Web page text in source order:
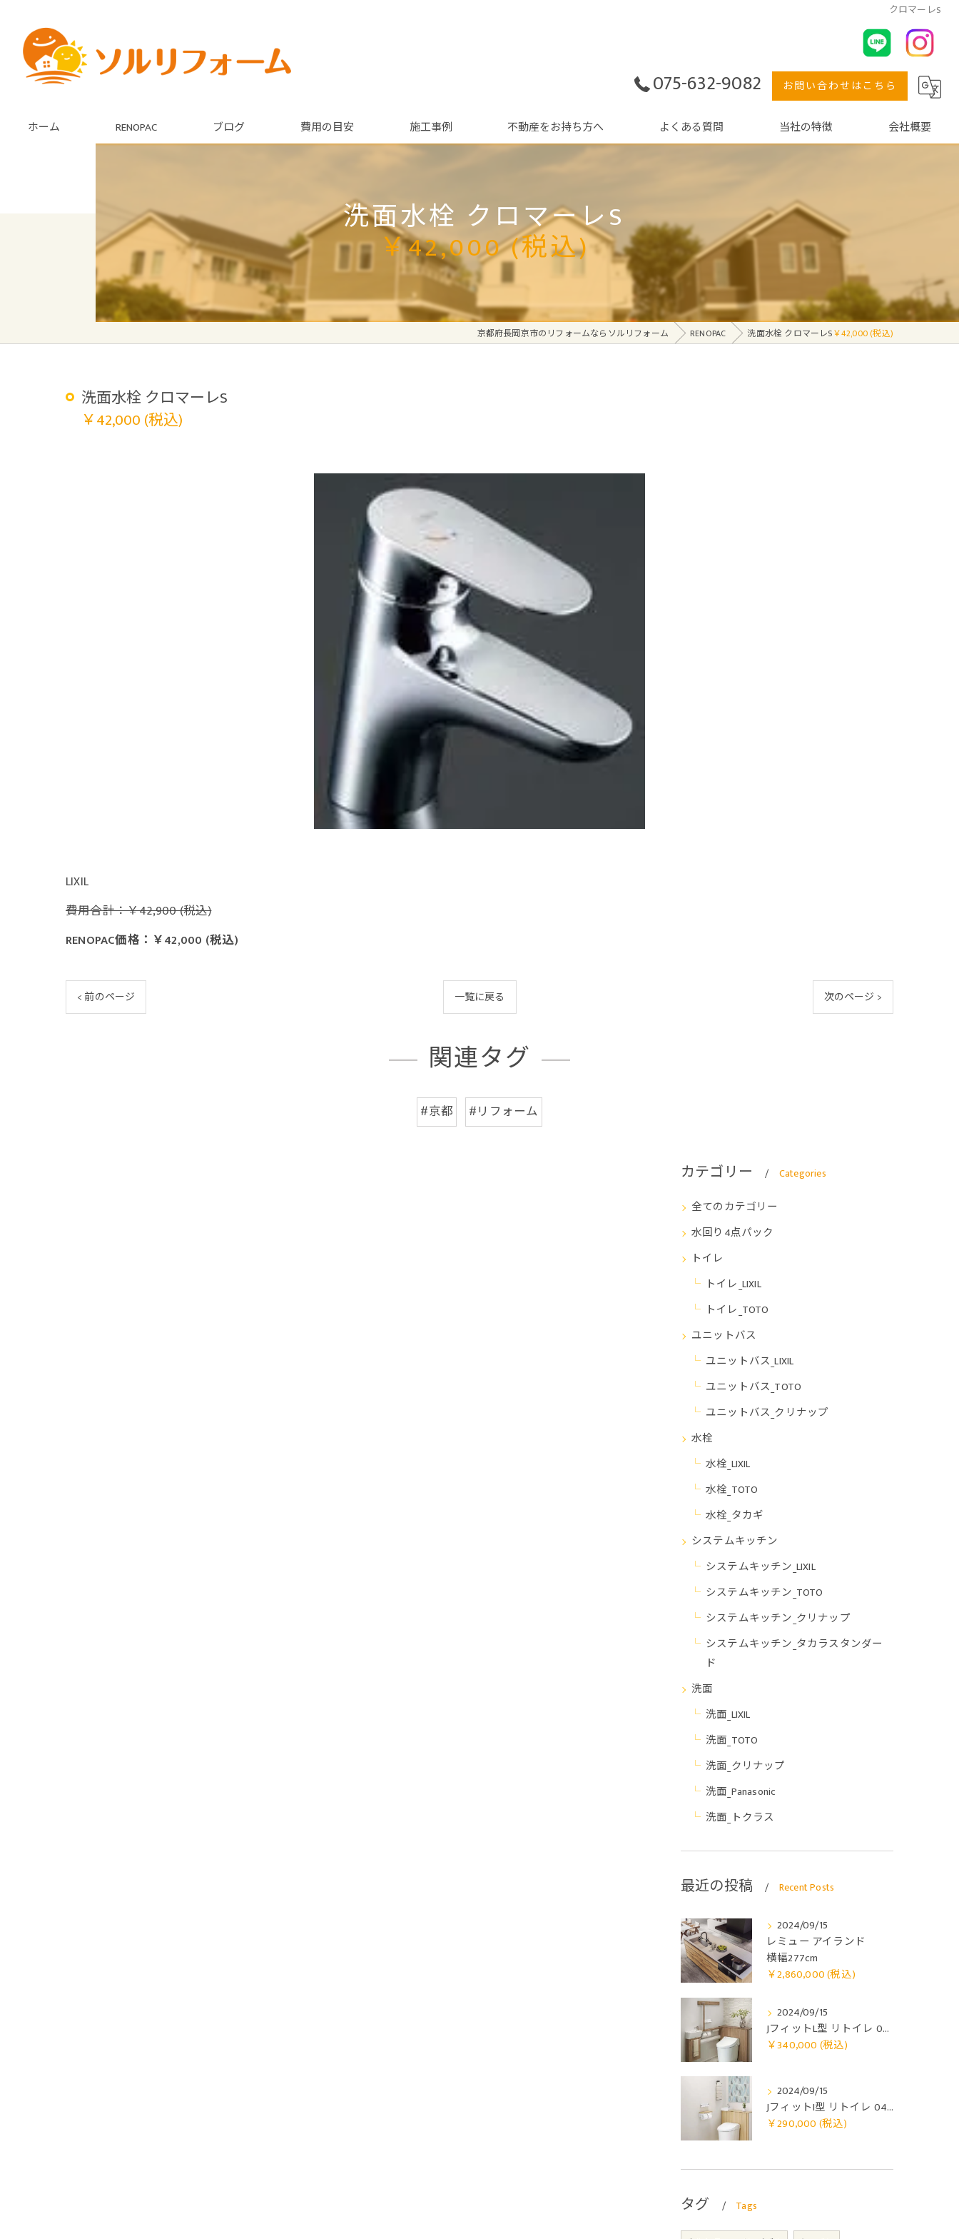
クロマーレS
075-632-9082 お問い合わせはこちら
ホーム RENOPAC ブログ 費用の目安 施工事例 不動産をお持ち方へ よくある質問 当社の特徴
外壁塗装
マンション
キッチン
浴室
会社概要
洗面水栓 クロマーレS
￥42,000 (税込)
京都府長岡京市のリフォームならソルリフォーム RENOPAC 洗面水栓 クロマーレS￥42,000 (税込)
洗面水栓 クロマーレS
￥42,000 (税込)
LIXIL
費用合計：￥42,900 (税込)
RENOPAC価格：￥42,000 (税込)
< 前のページ 一覧に戻る 次のページ >
関連タグ
#京都 #リフォーム
カテゴリー Categories
全てのカテゴリー
水回り4点パック
トイレ
トイレ_LIXIL
トイレ_TOTO
ユニットバス
ユニットバス_LIXIL
ユニットバス_TOTO
ユニットバス_クリナップ
水栓
水栓_LIXIL
水栓_TOTO
水栓_タカギ
システムキッチン
システムキッチン_LIXIL
システムキッチン_TOTO
システムキッチン_クリナップ
システムキッチン_タカラスタンダー
ド
洗面
洗面_LIXIL
洗面_TOTO
洗面_クリナップ
洗面_Panasonic
洗面_トクラス
最近の投稿 Recent Posts
￥2,860,000
(税込)">
2024/09/15
レミュー アイランド
横幅277cm
￥2,860,000 (税込)
￥340,000
(税込)">
2024/09/15
JフィットL型 リトイレ 0410
￥340,000 (税込)
￥290,000 (
税込)">
2024/09/15
JフィットI型 リトイレ 0407
￥290,000 (税込)
タグ Tags